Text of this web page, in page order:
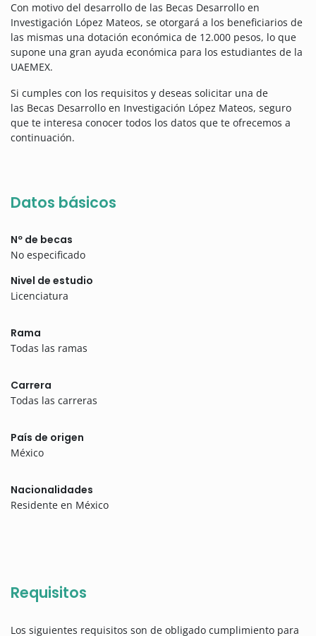
Con motivo del desarrollo de las Becas Desarrollo en
Investigación López Mateos, se otorgará a los beneficiarios de
las mismas una dotación económica de 12.000 pesos, lo que
supone una gran ayuda económica para los estudiantes de la
UAEMEX.
Si cumples con los requisitos y deseas solicitar una de
las Becas Desarrollo en Investigación López Mateos, seguro
que te interesa conocer todos los datos que te ofrecemos a
continuación.
Datos básicos
Nº de becas
No especificado
Nivel de estudio
Licenciatura
Rama
Todas las ramas
Carrera
Todas las carreras
País de origen
México
Nacionalidades
Residente en México
Requisitos
Los siguientes requisitos son de obligado cumplimiento para